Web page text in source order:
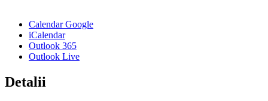
Calendar Google
iCalendar
Outlook 365
Outlook Live
Detalii